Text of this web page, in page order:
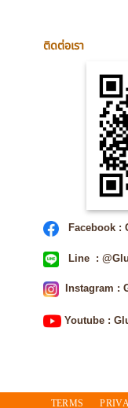
ติดต่อเรา
Facebook :
Line :
Instagram :
Youtube :
TERMS